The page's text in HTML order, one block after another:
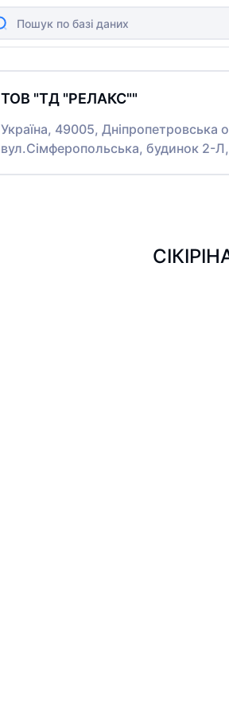
ТОВ "ТД "РЕЛАКС""
Україна, 49005, Дніпропетровська
вул.Сімферопольська, будинок 2-